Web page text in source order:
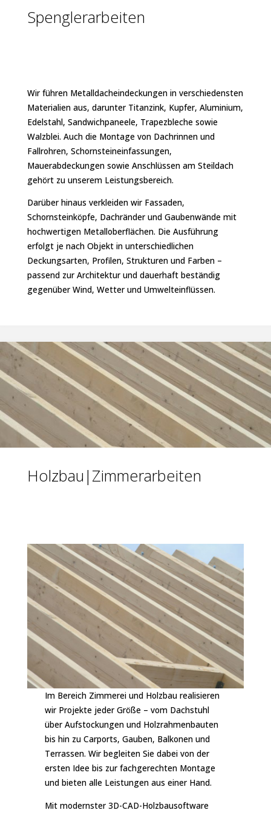
Spenglerarbeiten
Wir führen Metalldacheindeckungen in verschiedensten
Materialien aus, darunter Titanzink, Kupfer, Aluminium,
Edelstahl, Sandwichpaneele, Trapezbleche sowie
Walzblei. Auch die Montage von Dachrinnen und
Fallrohren, Schornsteineinfassungen,
Mauerabdeckungen sowie Anschlüssen am Steildach
gehört zu unserem Leistungsbereich.
Darüber hinaus verkleiden wir Fassaden,
Schornsteinköpfe, Dachränder und Gaubenwände mit
hochwertigen Metalloberflächen. Die Ausführung
erfolgt je nach Objekt in unterschiedlichen
Deckungsarten, Profilen, Strukturen und Farben –
passend zur Architektur und dauerhaft beständig
gegenüber Wind, Wetter und Umwelteinflüssen.
Holzbau|Zimmerarbeiten
Im Bereich Zimmerei und Holzbau realisieren
wir Projekte jeder Größe – vom Dachstuhl
über Aufstockungen und Holzrahmenbauten
bis hin zu Carports, Gauben, Balkonen und
Terrassen. Wir begleiten Sie dabei von der
ersten Idee bis zur fachgerechten Montage
und bieten alle Leistungen aus einer Hand.
Mit modernster 3D-CAD-Holzbausoftware